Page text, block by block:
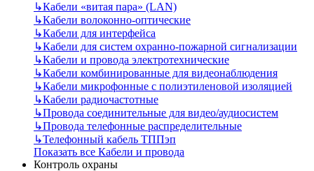
↳Кабели «витая пара» (LAN)
↳Кабели волоконно-оптические
↳Кабели для интерфейса
↳Кабели для систем охранно-пожарной сигнализации
↳Кабели и провода электротехнические
↳Кабели комбинированные для видеонаблюдения
↳Кабели микрофонные с полиэтиленовой изоляцией
↳Кабели радиочастотные
↳Провода соединительные для видео/аудиосистем
↳Провода телефонные распределительные
↳Телефонный кабель ТППэп
Показать все Кабели и провода
Контроль охраны